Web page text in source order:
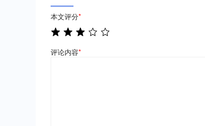
本文评分*
评论内容*